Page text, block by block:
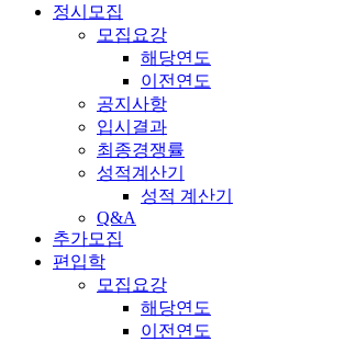
정시모집
모집요강
해당연도
이전연도
공지사항
입시결과
최종경쟁률
성적계산기
성적 계산기
Q&A
추가모집
편입학
모집요강
해당연도
이전연도